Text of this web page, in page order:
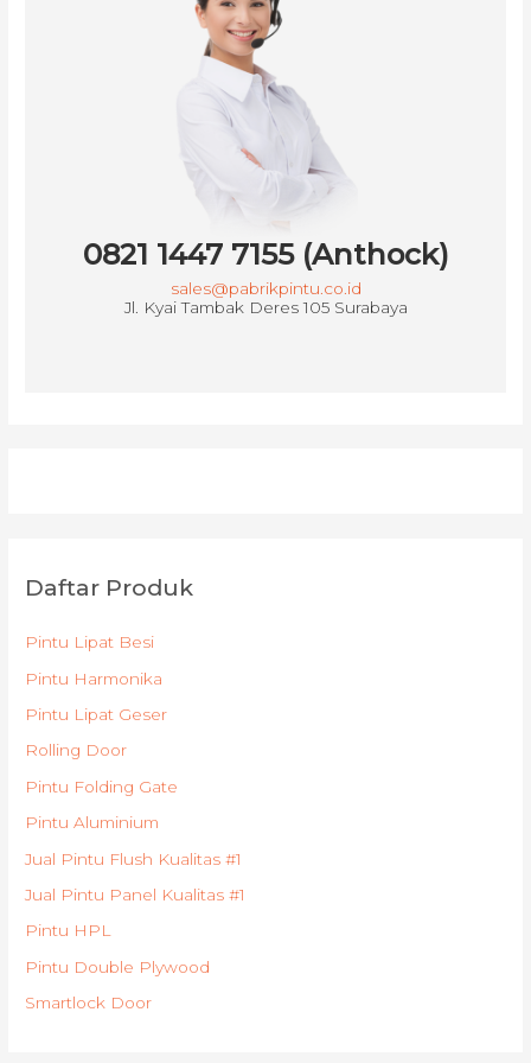
0821 1447 7155 (Anthock)
sales@pabrikpintu.co.id
Jl. Kyai Tambak Deres 105 Surabaya
Daftar Produk
Pintu Lipat Besi
Pintu Harmonika
Pintu Lipat Geser
Rolling Door
Pintu Folding Gate
Pintu Aluminium
Jual Pintu Flush Kualitas #1
Jual Pintu Panel Kualitas #1
Pintu HPL
Pintu Double Plywood
Smartlock Door